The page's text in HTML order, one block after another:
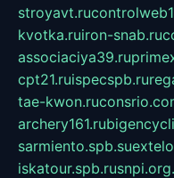
stroyavt.ru
kvotka.ruiron-snab.ru
associaciya39.ru
cpt21.ruispecspb.ru
tae-kwon.ru
archery161.ru
sarmiento.spb.su
iskatour.spb.ru